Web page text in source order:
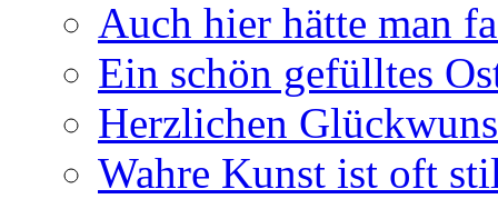
Auch hier hätte man
Ein schön gefülltes
Herzlichen
Wahre Kunst ist oft